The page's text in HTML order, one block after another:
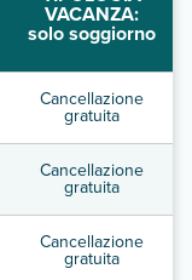
VACANZA:
solo soggiorno
Cancellazione
gratuita
Cancellazione
gratuita
Cancellazione
gratuita